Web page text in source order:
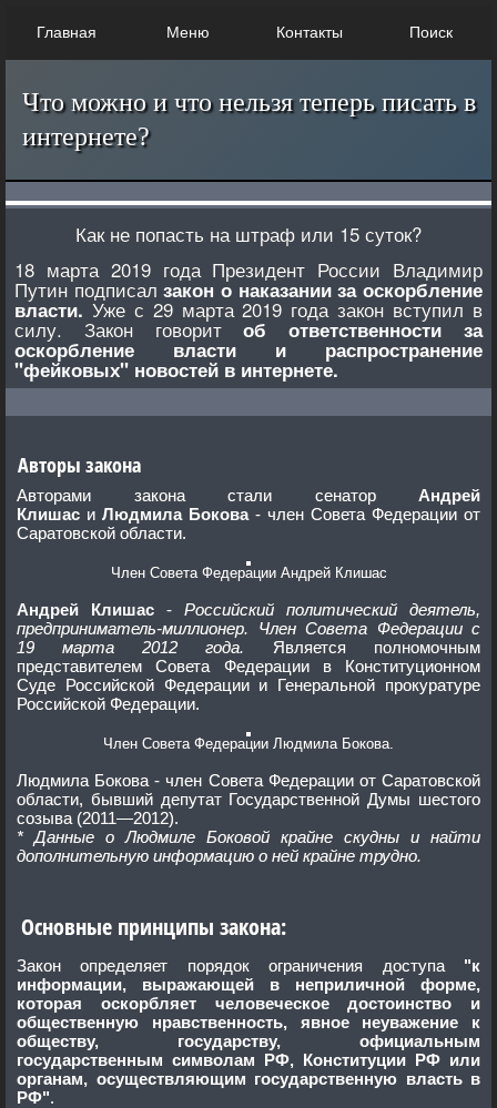
Главная Меню Контакты Поиск
Что можно и что нельзя теперь писать в
интернете?
Как не попасть на штраф или 15 суток?
18 марта 2019 года Президент России Владимир
Путин подписалзакон о наказании за оскорбление
власти. Уже с 29 марта 2019 года закон вступил в
силу. Закон говоритоб ответственности за
оскорбление власти и распространение
"фейковых" новостей в интернете.
Авторы закона
Авторами закона стали сенатор Андрей
Клишас и Людмила Бокова- член Совета Федерации от
Саратовской области.
Член Совета Федерации Андрей Клишас
Андрей Клишас - Российский политический деятель,
предприниматель-миллионер. Член Совета Федерации с
19 марта 2012 года. Является полномочным
представителем Совета Федерации в Конституционном
Суде Российской Федерации и Генеральной прокуратуре
Российской Федерации.
Член Совета Федерации Людмила Бокова.
Людмила Бокова - член Совета Федерации от Саратовской
области, бывший депутат Государственной Думы шестого
созыва (2011—2012).
* Данные о Людмиле Боковой крайне скудны и найти
дополнительную информацию о ней крайне трудно.
Основные принципы закона:
Закон определяет порядок ограничения доступа "к
информации, выражающей в неприличной форме,
которая оскорбляет человеческое достоинство и
общественную нравственность, явное неуважение к
обществу, государству, официальным
государственным символам РФ, Конституции РФ или
органам, осуществляющим государственную власть в
РФ".